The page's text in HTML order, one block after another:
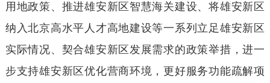
用地政策、推进雄安新区智慧海关建设、将雄安新区
纳入北京高水平人才高地建设等一系列立足雄安新区
实际情况、契合雄安新区发展需求的政策举措，进一
步支持雄安新区优化营商环境，更好服务功能疏解项